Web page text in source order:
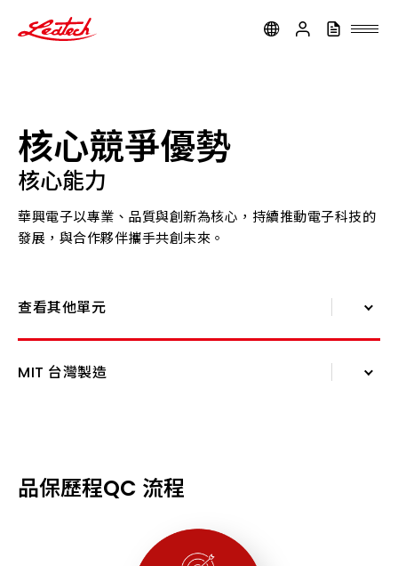
核心競爭優勢
核心能力
華興電子以專業、品質與創新為核心，持續推動電子科技的
發展，與合作夥伴攜手共創未來。
查看其他單元
全球據點
MIT 台灣製造
實驗室環境及設備
品保歷程QC 流程